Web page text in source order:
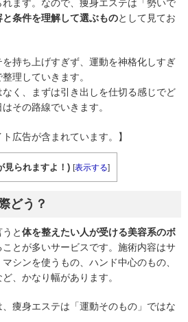
ます。なので、痩身エステは「勢いで
と条件を理解して選ぶものとして見てお
持ち上げすぎず、運動を神格化しすぎ
理していきます。
なく、まずは引き出しを仕切る感じでど
その路線でいきます。
広告が含まれています。】
見られますよ！) [表示する]
どう？
と体を整えたい人が受ける美容系のボ
ことが多いサービスです。施術内容はサ
シンを使うもの、ハンド中心のもの、
、かなり幅があります。
痩身エステは「運動そのもの」ではな